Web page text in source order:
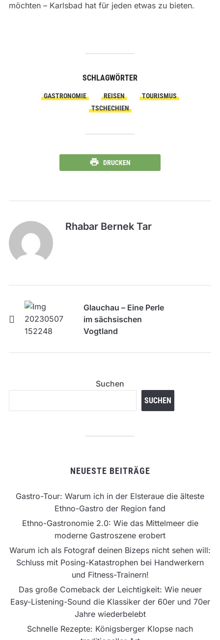
möchten – Karlsbad hat für jeden etwas zu bieten.
SCHLAGWÖRTER
GASTRONOMIE REISEN
TOURISMUS
TSCHECHIEN
DRUCKEN
Rhabar Bernek Tar
Glauchau – Eine Perle
im sächsischen
Vogtland
Suchen
SUCHEN
NEUESTE BEITRÄGE
Gastro-Tour: Warum ich in der Elsteraue die älteste
Ethno-Gastro der Region fand
Ethno-Gastronomie 2.0: Wie das Mittelmeer die
moderne Gastroszene erobert
Warum ich als Fotograf deinen Bizeps nicht sehen will:
Schluss mit Posing-Katastrophen bei Handwerkern
und Fitness-Trainern!
Das große Comeback der Leichtigkeit: Wie neuer
Easy-Listening-Sound die Klassiker der 60er und 70er
Jahre wiederbelebt
Schnelle Rezepte: Königsberger Klopse nach